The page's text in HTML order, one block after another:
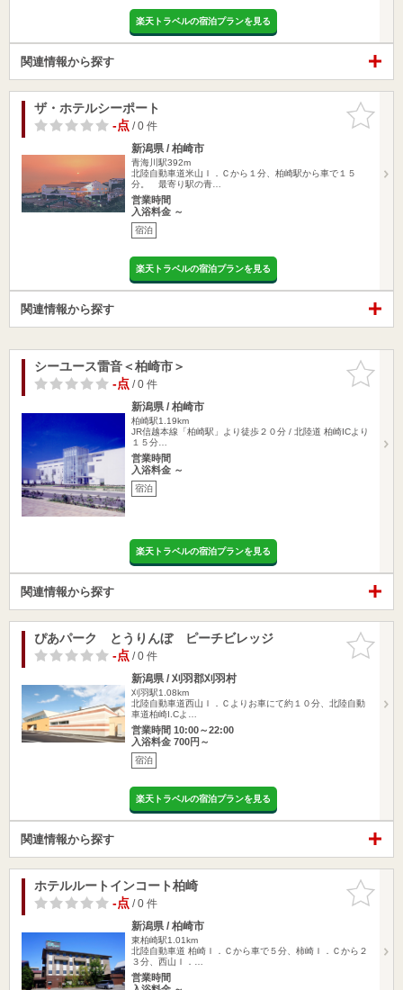
楽天トラベルの宿泊プランを見る
関連情報から探す
お気に入
りに追加
ザ・ホテルシーポート
-点/ 0 件
新潟県 / 柏崎市
青海川駅392m
北陸自動車道米山Ｉ．Ｃから１分、柏崎駅から車で１５
分。 最寄り駅の青…
営業時間
入浴料金 ～
宿泊
楽天トラベルの宿泊プランを見る
関連情報から探す
お気に入
りに追加
シーユース雷音＜柏崎市＞
-点/ 0 件
新潟県 / 柏崎市
柏崎駅1.19km
JR信越本線「柏崎駅」より徒歩２０分 / 北陸道 柏崎ICより
１５分…
営業時間
入浴料金 ～
宿泊
楽天トラベルの宿泊プランを見る
関連情報から探す
お気に入
りに追加
ぴあパーク とうりんぼ ピーチビレッジ
-点/ 0 件
新潟県 / 刈羽郡刈羽村
刈羽駅1.08km
北陸自動車道西山Ｉ．Ｃよりお車にて約１０分、北陸自動
車道柏崎I.Cよ…
営業時間 10:00～22:00
入浴料金 700円～
宿泊
楽天トラベルの宿泊プランを見る
関連情報から探す
お気に入
りに追加
ホテルルートインコート柏崎
-点/ 0 件
新潟県 / 柏崎市
東柏崎駅1.01km
北陸自動車道 柏崎Ｉ．Ｃから車で５分、柿崎Ｉ．Ｃから２
３分、西山Ｉ．…
営業時間